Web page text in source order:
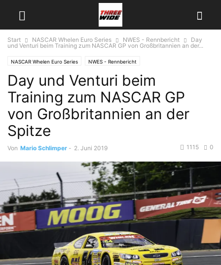
Start NASCAR Whelen Euro Series NWES - Rennbericht
Day
und Venturi beim Training zum NASCAR GP von Großbritannien an der...
NASCAR Whelen Euro Series NWES - Rennbericht
Day und Venturi beim
Training zum NASCAR GP
von Großbritannien an der
Spitze
Von Mario Schlimper - 2. Juni 2019 0
1115